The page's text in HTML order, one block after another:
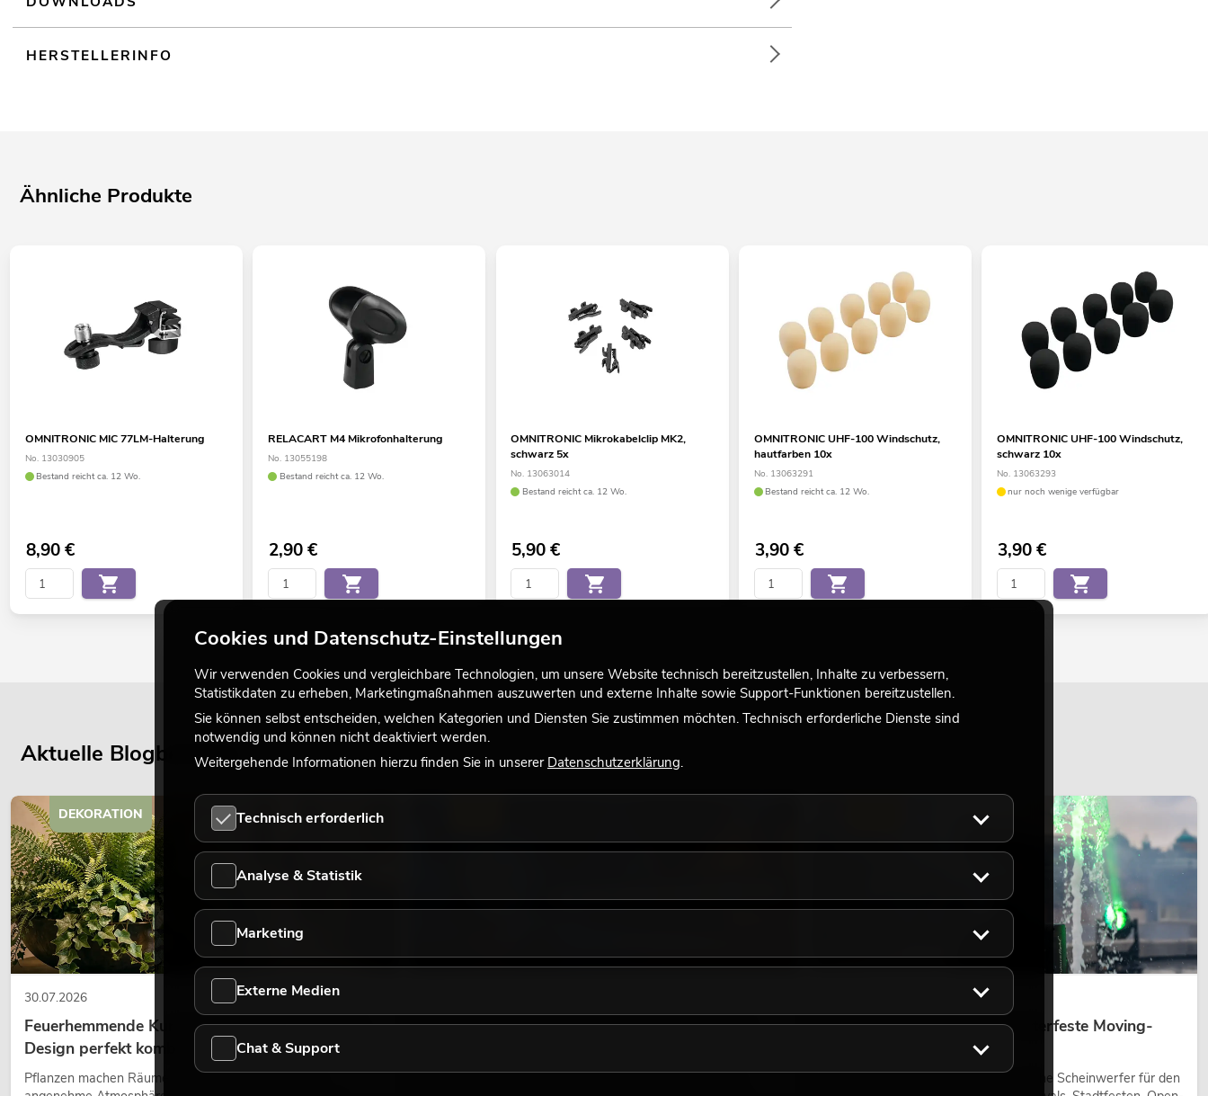
HERSTELLERINFO
Ähnliche Produkte
OMNITRONIC MIC 77LM-Halterung
No. 13030905
Bestand reicht ca. 12 Wo.
8,90€
RELACART M4 Mikrofonhalterung
No. 13055198
Bestand reicht ca. 12 Wo.
2,90€
OMNITRONIC Mikrokabelclip MK2,
schwarz 5x
No. 13063014
Bestand reicht ca. 12 Wo.
5,90€
OMNITRONIC UHF-100 Windschutz,
hautfarben 10x
No. 13063291
Bestand reicht ca. 12 Wo.
3,90€
OMNITRONIC UHF-100 Windschutz,
schwarz 10x
No. 13063293
nur noch wenige verfügbar
3,90€
Aktuelle Blogbeiträge
30.07.2026
Feuerhemmende Kunstpflanzen: Sicherheit und
Design perfekt kombiniert
Pflanzen machen Räume lebendig. Sie schaffen eine
DEKORATION
Retro-Licht im modernen Lichtdesign: Warum
Sehr warmes Licht, sichtbare Leuchtflächen und farbige
Outdoor Moving-Heads: Wetterfeste Moving-
Outdoor Moving-Heads sind bewegliche Scheinwerfer für den
Cookies und Datenschutz-Einstellungen
Wir verwenden Cookies und vergleichbare Technologien, um unsere Website technisch bereitzustellen, Inhalte zu verbessern,
Statistikdaten zu erheben, Marketingmaßnahmen auszuwerten und externe Inhalte sowie Support-Funktionen bereitzustellen.
Sie können selbst entscheiden, welchen Kategorien und Diensten Sie zustimmen möchten. Technisch erforderliche Dienste sind
notwendig und können nicht deaktiviert werden.
Weitergehende Informationen hierzu finden Sie in unserer Datenschutzerklärung.
Technisch erforderlich
Analyse & Statistik
Marketing
Externe Medien
Chat & Support